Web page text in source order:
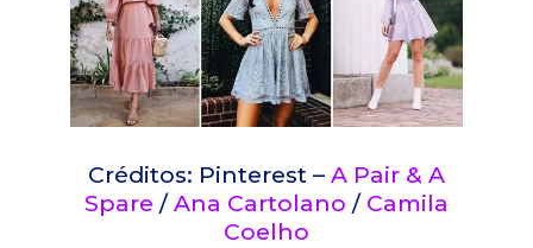
Créditos: Pinterest – A Pair & A
Spare /Ana Cartolano / Camila
Coelho